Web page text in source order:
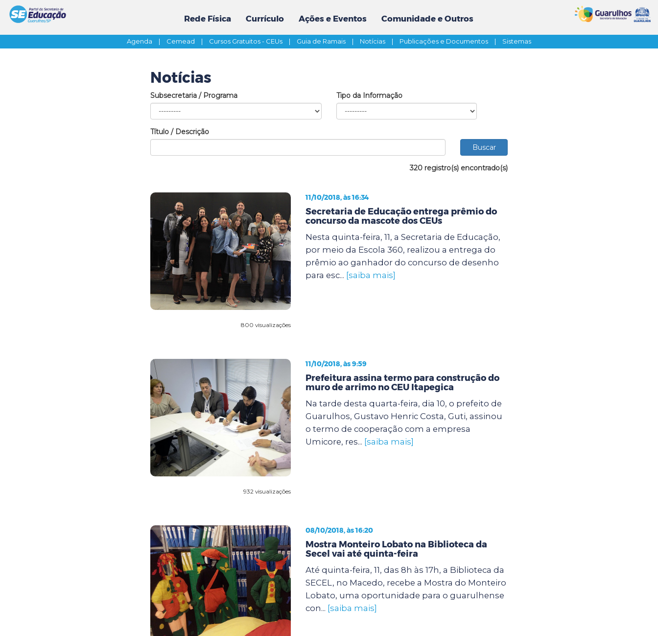
Rede Física Currículo Ações e Eventos Comunidade e Outros
Agenda | Cemead | Cursos Gratuitos - CEUs | Guia de Ramais | Notícias | Publicações e Documentos | Sistemas
Notícias
Subsecretaria / Programa Tipo da Informação
Título / Descrição
320 registro(s) encontrado(s)
800 visualizações
11/10/2018, às 16:34
Secretaria de Educação entrega prêmio do
concurso da mascote dos CEUs
Nesta quinta-feira, 11, a Secretaria de Educação,
por meio da Escola 360, realizou a entrega do
prêmio ao ganhador do concurso de desenho
para esc... [saiba mais]
932 visualizações
11/10/2018, às 9:59
Prefeitura assina termo para construção do
muro de arrimo no CEU Itapegica
Na tarde desta quarta-feira, dia 10, o prefeito de
Guarulhos, Gustavo Henric Costa, Guti, assinou
o termo de cooperação com a empresa
Umicore, res... [saiba mais]
08/10/2018, às 16:20
Mostra Monteiro Lobato na Biblioteca da
Secel vai até quinta-feira
Até quinta-feira, 11, das 8h às 17h, a Biblioteca da
SECEL, no Macedo, recebe a Mostra do Monteiro
Lobato, uma oportunidade para o guarulhense
con... [saiba mais]